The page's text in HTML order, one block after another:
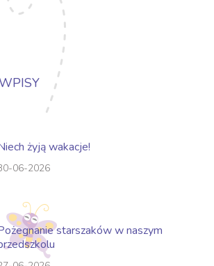
żyją wakacje!
06-2026
starszaków w naszym